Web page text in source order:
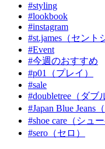
#styling
#lookbook
#instagram
#st.james（セント
#Event
#今週のおすすめ
#p01（プレイ）
#sale
#doubletree（ダブ
#Japan Blue Jeans
#shoe care（シュー
#sero（セロ）